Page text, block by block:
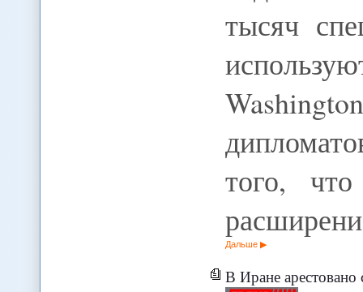
тысяч
того,
Дальше
В Иране арестовано